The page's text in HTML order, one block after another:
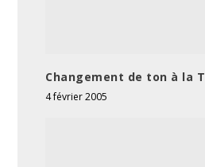
Changement de ton à la
4 février 2005